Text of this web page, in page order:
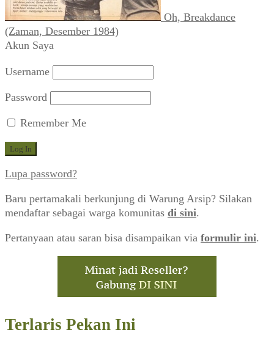
Oh, Breakdance
(Zaman, Desember 1984)
Akun Saya
Username
Password
Remember Me
Lupa password?
Baru pertamakali berkunjung di Warung Arsip? Silakan
mendaftar sebagai warga komunitas di sini.
Pertanyaan atau saran bisa disampaikan via formulir ini.
Terlaris Pekan Ini